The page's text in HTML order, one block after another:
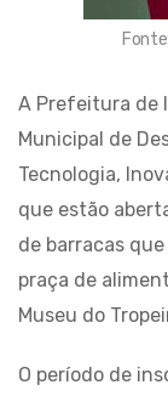
A Prefeitura de
Municipal de
Tecnologia,
que estão
de barracas
praça de
Museu do
O período de